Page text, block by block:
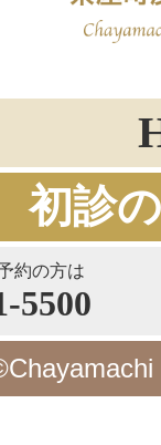
初診
約の方は
5500